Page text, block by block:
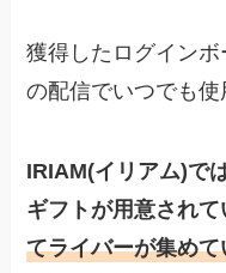
獲得したログイン
の配信でいつでも
IRIAM(イリアム)で
ギフトが用意されて
てライバーが集め